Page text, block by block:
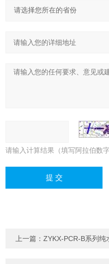
请输入计算结果（填写阿拉伯数
上一篇：ZYKX-PCR-B系列纯